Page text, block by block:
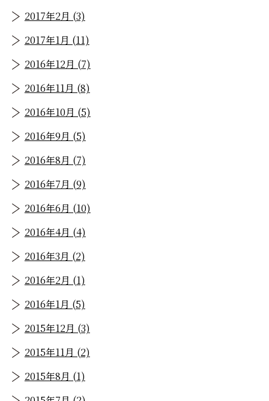
2017年2月 (3)
2017年1月 (11)
2016年12月 (7)
2016年11月 (8)
2016年10月 (5)
2016年9月 (5)
2016年8月 (7)
2016年7月 (9)
2016年6月 (10)
2016年4月 (4)
2016年3月 (2)
2016年2月 (1)
2016年1月 (5)
2015年12月 (3)
2015年11月 (2)
2015年8月 (1)